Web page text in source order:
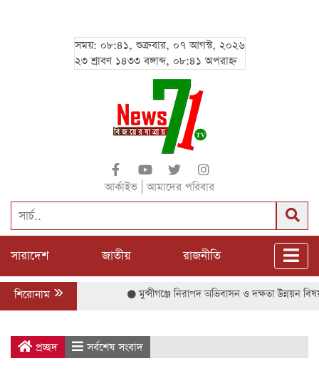
সময়: ০৮:৪১, শুক্রবার, ০৭ আগস্ট, ২০২৬
২৩ শ্রাবণ ১৪৩৩ বঙ্গাব্দ, ০৮:৪১ অপরাহ্ন
আর্কাইভ আমাদের পরিবার
সারাদেশ জাতীয় রাজনীতি
শিরোনাম মুন্সীগঞ্জে নিরাপদ অভিবাসন ও দক্ষতা উন্নয়ন বিষয়ক
প্রচ্ছদ সর্বশেষ সংবাদ